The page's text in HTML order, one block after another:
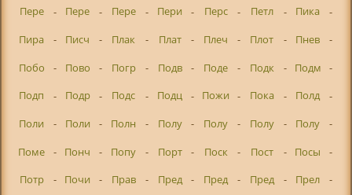
Пере
- Пере - Пере - Пери - Перс - Петл - Пика
-
Пира
- Писч - Плак - Плат - Плеч - Плот - Пнев
-
Побо
- Пово - Погр - Подв - Поде - Подк - Подм
-
Подп
- Подр - Подс - Подц - Пожи - Пока - Полд
-
Поли
- Поли - Полн - Полу - Полу - Полу - Полу
-
Поме
- Понч - Попу - Порт - Поск - Пост - Посы
-
Потр
- Почи - Прав - Пред - Пред - Пред - Прел
-